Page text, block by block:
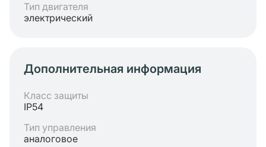
Тип двигателя
электрический
Дополнительная информация
Класс защиты
IP54
Тип управления
аналоговое